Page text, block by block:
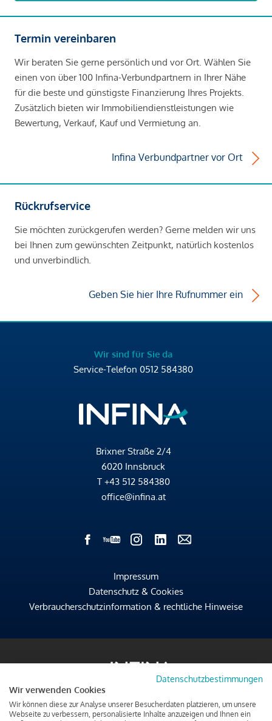
Termin vereinbaren
Wir beraten Sie gerne persönlich und vor Ort. Wählen Sie
einen von über 100 Infina-Verbundpartnern in Ihrer Nähe
für die beste und günstigste Finanzierung Ihres Projekts.
Zusätzlich bieten wir Immobiliendienstleistungen wie
Bewertung, Verkauf, Kauf und Vermietung an.
Infina Verbundpartner vor Ort
Rückrufservice
Sie möchten zurückgerufen werden? Gerne melden wir uns
bei Ihnen zum gewünschten Zeitpunkt, natürlich kostenlos
und unverbindlich.
Geben Sie hier Ihre Rufnummer ein
Wir sind für Sie da
Service-Telefon 0512 584380
Brixner Straße 2/4
6020 Innsbruck
T +43 512 584380
office@infina.at
Impressum
Datenschutz & Cookies
Verbraucherschutzinformation & rechtliche Hinweise
Datenschutzbestimmungen
Wir verwenden Cookies
Wir können diese zur Analyse unserer Besucherdaten platzieren, um unsere
Webseite zu verbessern, personalisierte Inhalte anzuzeigen und Ihnen ein